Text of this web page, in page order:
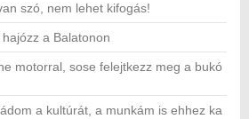
szó, nem lehet kifogás!
a Balatonon
motorral, sose felejtkezz meg a bukó
a kultúrát, a munkám is ehhez ka